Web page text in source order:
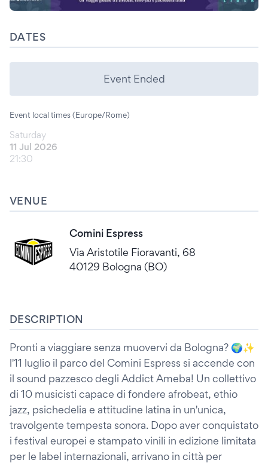
DATES
Event Ended
Event local times (Europe/Rome)
Saturday
11 Jul 2026
21:30
VENUE
Comini Espress
Via Aristotile Fioravanti, 68
40129 Bologna (BO)
DESCRIPTION
Pronti a viaggiare senza muovervi da Bologna? 🌍✨
l'11 luglio il parco del Comini Espress si accende con
il sound pazzesco degli Addict Ameba! Un collettivo
di 10 musicisti capace di fondere afrobeat, ethio
jazz, psichedelia e attitudine latina in un'unica,
travolgente tempesta sonora. Dopo aver conquistato
i festival europei e stampato vinili in edizione limitata
per le label internazionali, arrivano in città per